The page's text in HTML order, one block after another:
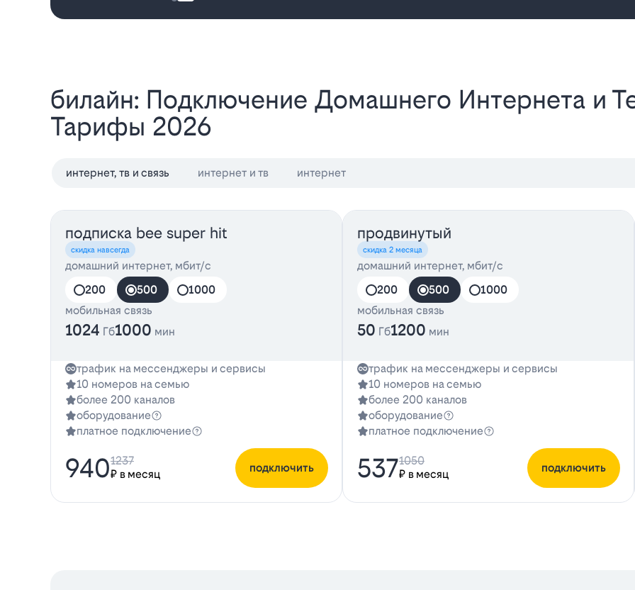
Билайн: Подключение Домашнего Интернета и Телевидения в Шатуре -
Тарифы 2026
интернет, тв и связь интернет и тв интернет
подписка bee super hit
скидка навсегда
домашний интернет, мбит/с
200
500
1000
мобильная связь
1024 Гб1000 мин
трафик на мессенджеры и сервисы
10 номеров на семью
более 200 каналов
оборудование
платное подключение
940₽ в месяц
1237
подключить
продвинутый
скидка 2 месяца
домашний интернет, мбит/с
200
500
1000
мобильная связь
50 Гб1200 мин
трафик на мессенджеры и сервисы
10 номеров на семью
более 200 каналов
оборудование
платное подключение
537₽ в месяц
1050
подключить